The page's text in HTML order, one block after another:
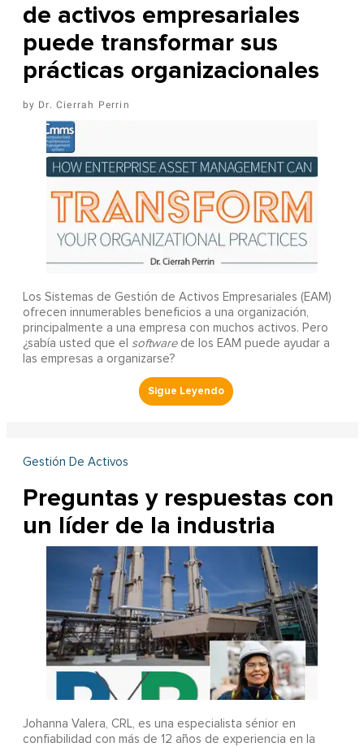
de activos empresariales
puede transformar sus
prácticas organizacionales
Dr. Cierrah Perrin
Los Sistemas de Gestión de Activos Empresariales (EAM)
ofrecen innumerables beneficios a una organización,
principalmente a una empresa con muchos activos. Pero
¿sabía usted que el softwarede los EAM puede ayudar a
las empresas a organizarse?
Gestión De Activos
Preguntas y respuestas con
un líder de la industria
Johanna Valera, CRL, es una especialista sénior en
confiabilidad con más de 12 años de experiencia en la